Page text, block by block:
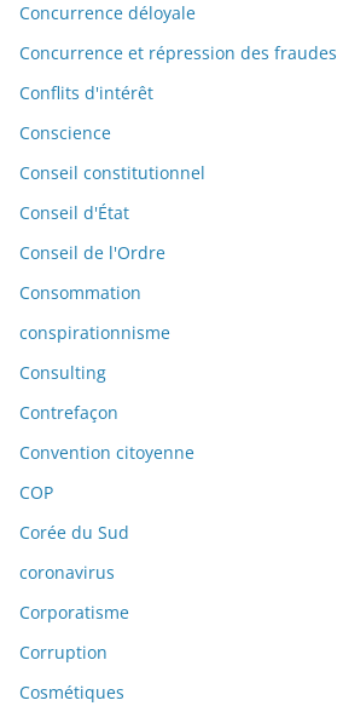
Concurrence déloyale
Concurrence et répression des fraudes
Conflits d'intérêt
Conscience
Conseil constitutionnel
Conseil d'État
Conseil de l'Ordre
Consommation
conspirationnisme
Consulting
Contrefaçon
Convention citoyenne
COP
Corée du Sud
coronavirus
Corporatisme
Corruption
Cosmétiques